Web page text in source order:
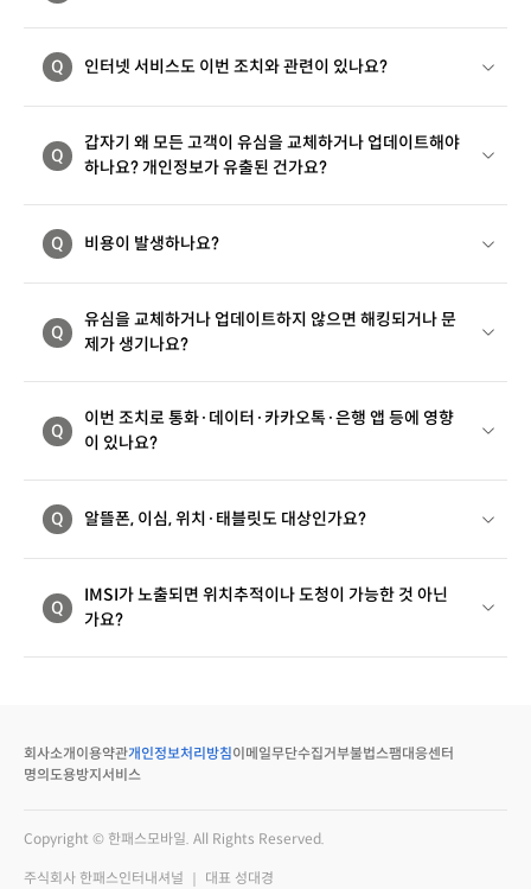
Q 인터넷 서비스도 이번 조치와 관련이 있나요?
Q
갑자기 왜 모든 고객이 유심을 교체하거나 업데이트해야
하나요? 개인정보가 유출된 건가요?
Q 비용이 발생하나요?
Q
유심을 교체하거나 업데이트하지 않으면 해킹되거나 문
제가 생기나요?
Q
이번 조치로 통화·데이터·카카오톡·은행 앱 등에 영향
이 있나요?
Q 알뜰폰, 이심, 위치·태블릿도 대상인가요?
Q
IMSI가 노출되면 위치추적이나 도청이 가능한 것 아닌
가요?
회사소개 이용약관개인정보처리방침이메일무단수집거부불법스팸대응센터
명의도용방지서비스
Copyright © 한패스모바일. All Rights Reserved.
주식회사 한패스인터내셔널 ｜ 대표 성대경